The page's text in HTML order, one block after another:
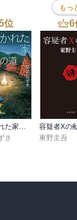
もっ
位
山に抱かれた家 けもの道
き
6
容疑者Xの
東野圭吾